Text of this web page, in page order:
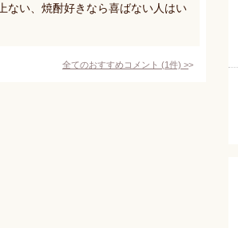
ない、焼酎好きなら喜ばない人はい
全てのおすすめコメント (1件) >